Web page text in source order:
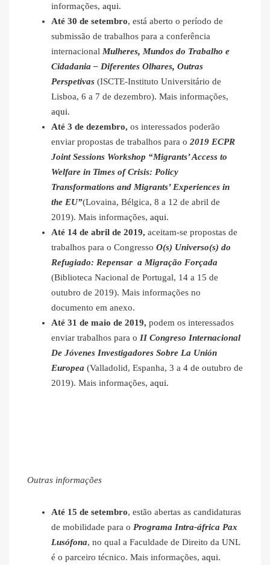
informações, aqui.
Até 30 de setembro, está aberto o período de
submissão de trabalhos para a conferência
internacional Mulheres, Mundos do Trabalho e
Cidadania – Diferentes Olhares, Outras
Perspetivas (ISCTE-Instituto Universitário de
Lisboa, 6 a 7 de dezembro). Mais informações,
aqui.
Até 3 de dezembro, os interessados poderão
enviar propostas de trabalhos para o 2019 ECPR
Joint Sessions Workshop “Migrants’ Access to
Welfare in Times of Crisis: Policy
Transformations and Migrants’ Experiences in
the EU”(Lovaina, Bélgica, 8 a 12 de abril de
2019). Mais informações, aqui.
Até 14 de abril de 2019, aceitam-se propostas de
trabalhos para o Congresso O(s) Universo(s) do
Refugiado: Repensar a Migração Forçada
(Biblioteca Nacional de Portugal, 14 a 15 de
outubro de 2019). Mais informações no
documento em anexo.
Até 31 de maio de 2019, podem os interessados
enviar trabalhos para o II Congreso Internacional
De Jóvenes Investigadores Sobre La Unión
Europea (Valladolid, Espanha, 3 a 4 de outubro de
2019). Mais informações, aqui.
Outras informações
Até 15 de setembro, estão abertas as candidaturas
de mobilidade para o Programa Intra-áfrica Pax
Lusófona, no qual a Faculdade de Direito da UNL
é o parceiro técnico. Mais informações, aqui.